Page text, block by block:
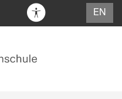
EN